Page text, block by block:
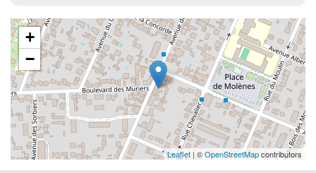
+
−
Leaflet | ©OpenStreetMapcontributors